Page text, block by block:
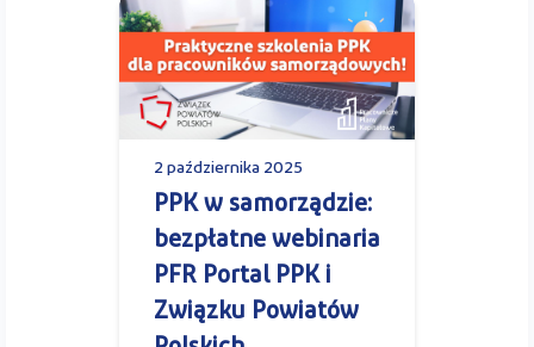
2 października 2025
PPK w samorządzie:
bezpłatne webinaria
PFR Portal PPK i
Związku Powiatów